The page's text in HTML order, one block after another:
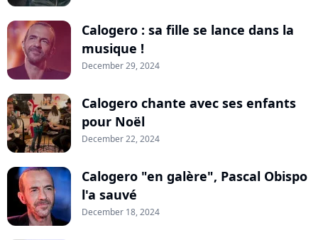
Calogero : sa fille se lance dans la
musique !
December 29, 2024
Calogero chante avec ses enfants
pour Noël
December 22, 2024
Calogero "en galère", Pascal Obispo
l'a sauvé
December 18, 2024